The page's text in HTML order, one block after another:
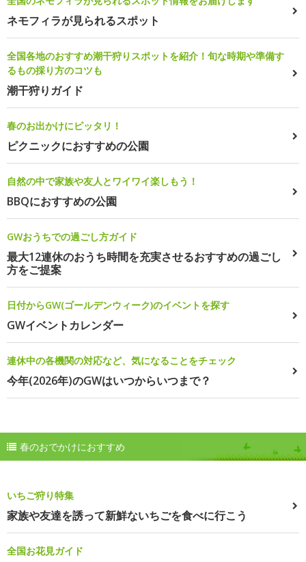
ネモフィラが見られるスポット
全国各地のおすすめ潮干狩りスポットを紹介！旬な時期や準備す
るもの採り方のコツも
潮干狩りガイド
春のお出かけにピッタリ！
ピクニックにおすすめの公園
自然の中で家族や友人とワイワイ楽しもう！
BBQにおすすめの公園
GWおうちでの過ごし方ガイド
最大12連休のおうち時間を充実させるおすすめの過ごし
方をご提案
日付からGW(ゴールデンウィーク)のイベントを探す
GWイベントカレンダー
連休中の各機関の対応など、気になることをチェック
今年(2026年)のGWはいつからいつまで？
春のおでかけにおすすめ
いちご狩り特集
家族や友達を誘って新鮮ないちごを食べに行こう
全国お花見ガイド